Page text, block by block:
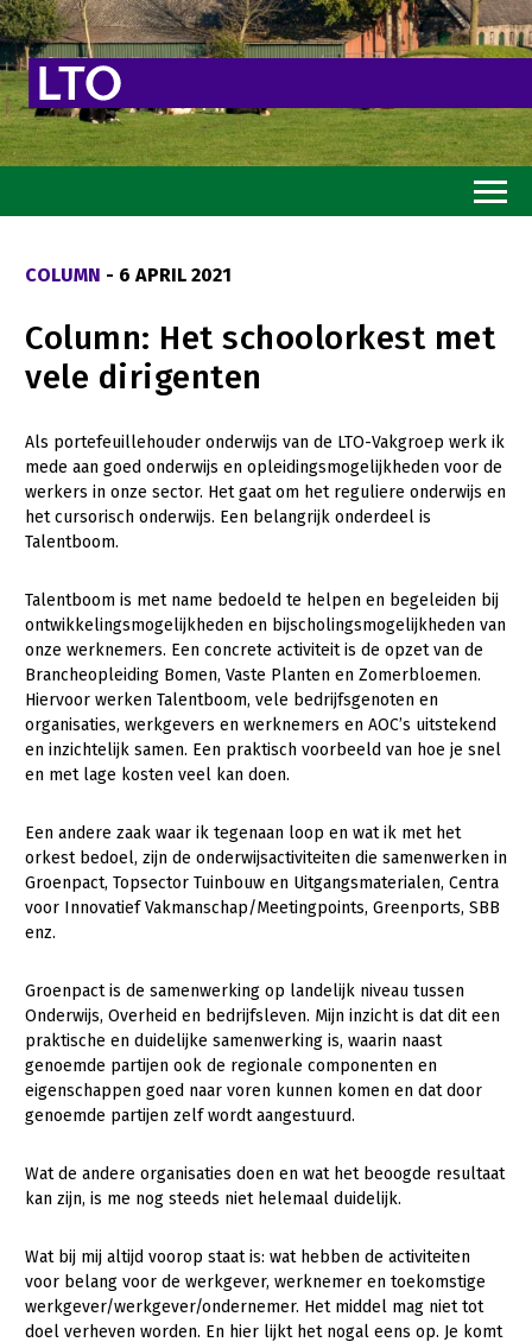
Goed eten
Mooi groen
Sterk ondernemerschap
Transitiepaden
Thema’s
Gezonde dieren
Natuur, klimaat en energie
Bodem en water
Platteland en omgeving
Mens, ondernemerschap en onderwijs
Internationaal
Sectoren
Geitenhouderij
Kalverhouderij
Konijnenhouderij
Paardenhouderij
Schapenhouderij
Varkenshouderij
Akkerbouw
Biologische Landbouw
Bollenteelt
Fruitteelt
Paddenstoelen
Vollegrondsgroente
Multifunctionele landbouw
Multifunctioneel
Vrouw en Bedrijf
Onderwerpen
Nieuws
Nieuwsabonnement
Webinars
Over LTO
LTO Nederland
COLUMN - 6 APRIL 2021
Column: Het schoolorkest met
vele dirigenten
Als portefeuillehouder onderwijs van de LTO-Vakgroep werk ik
mede aan goed onderwijs en opleidingsmogelijkheden voor de
werkers in onze sector. Het gaat om het reguliere onderwijs en
het cursorisch onderwijs. Een belangrijk onderdeel is
Talentboom.
Talentboom is met name bedoeld te helpen en begeleiden bij
ontwikkelingsmogelijkheden en bijscholingsmogelijkheden van
onze werknemers. Een concrete activiteit is de opzet van de
Brancheopleiding Bomen, Vaste Planten en Zomerbloemen.
Hiervoor werken Talentboom, vele bedrijfsgenoten en
organisaties, werkgevers en werknemers en AOC’s uitstekend
en inzichtelijk samen. Een praktisch voorbeeld van hoe je snel
en met lage kosten veel kan doen.
Een andere zaak waar ik tegenaan loop en wat ik met het
orkest bedoel, zijn de onderwijsactiviteiten die samenwerken in
Groenpact, Topsector Tuinbouw en Uitgangsmaterialen, Centra
voor Innovatief Vakmanschap/Meetingpoints, Greenports, SBB
enz.
Groenpact is de samenwerking op landelijk niveau tussen
Onderwijs, Overheid en bedrijfsleven. Mijn inzicht is dat dit een
praktische en duidelijke samenwerking is, waarin naast
genoemde partijen ook de regionale componenten en
eigenschappen goed naar voren kunnen komen en dat door
genoemde partijen zelf wordt aangestuurd.
Wat de andere organisaties doen en wat het beoogde resultaat
kan zijn, is me nog steeds niet helemaal duidelijk.
Wat bij mij altijd voorop staat is: wat hebben de activiteiten
voor belang voor de werkgever, werknemer en toekomstige
werkgever/werkgever/ondernemer. Het middel mag niet tot
doel verheven worden. En hier lijkt het nogal eens op. Je komt